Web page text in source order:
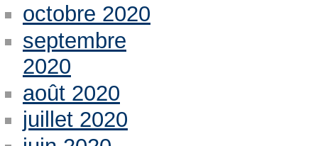
octobre 2020
septembre
2020
août 2020
juillet 2020